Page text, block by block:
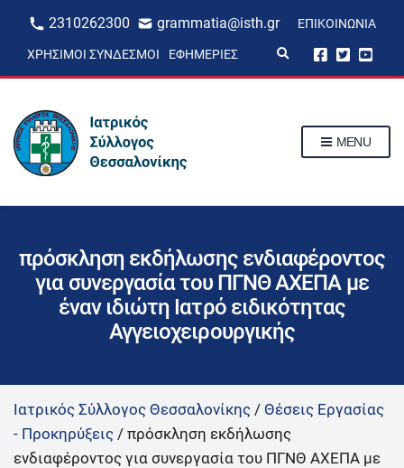
2310262300 grammatia@isth.gr ΕΠΙΚΟΙΝΩΝΊΑ
ΧΡΉΣΙΜΟΙ ΣΎΝΔΕΣΜΟΙ ΕΦΗΜΕΡΊΕΣ
p
m
MENU
πρόσκληση εκδήλωσης ενδιαφέροντος
για συνεργασία του ΠΓΝΘ ΑΧΕΠΑ με
έναν ιδιώτη Ιατρό ειδικότητας
Αγγειοχειρουργικής
Ιατρικός Σύλλογος Θεσσαλονίκης / Θέσεις Εργασίας
- Προκηρύξεις / πρόσκληση εκδήλωσης
ενδιαφέροντος για συνεργασία του ΠΓΝΘ ΑΧΕΠΑ με